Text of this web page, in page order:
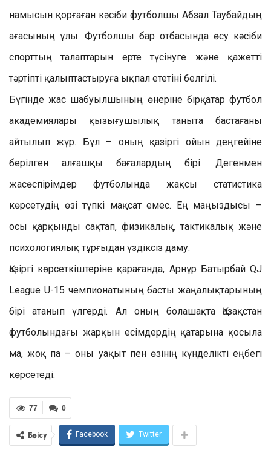
намысын қорғаған кәсіби футболшы Абзал Таубайдың
ағасының ұлы. Футболшы бар отбасында өсу кәсіби
спорттың талаптарын ерте түсінуге және қажетті
тәртіпті қалыптастыруға ықпал ететіні белгілі.
Бүгінде жас шабуылшының өнеріне бірқатар футбол
академиялары қызығушылық таныта бастағаны
айтылып жүр. Бұл – оның қазіргі ойын деңгейіне
берілген алғашқы бағалардың бірі. Дегенмен
жасөспірімдер футболында жақсы статистика
көрсетудің өзі түпкі мақсат емес. Ең маңыздысы –
осы қарқынды сақтап, физикалық, тактикалық және
психологиялық тұрғыдан үздіксіз даму.
Қазіргі көрсеткіштеріне қарағанда, Арнұр Батырбай QJ
League U-15 чемпионатының басты жаңалықтарының
бірі атанып үлгерді. Ал оның болашақта Қазақстан
футболындағы жарқын есімдердің қатарына қосыла
ма, жоқ па – оны уақыт пен өзінің күнделікті еңбегі
көрсетеді.
0
77
Бөлісу Facebook Twitter